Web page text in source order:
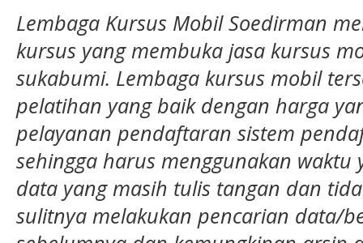
Lembaga Kursus Mobil Soedirman
kursus yang membuka jasa kursus
sukabumi. Lembaga kursus mobil
pelatihan yang baik dengan harga
pelayanan pendaftaran sistem
sehingga harus menggunakan waktu
data yang masih tulis tangan dan
sulitnya melakukan pencarian data/